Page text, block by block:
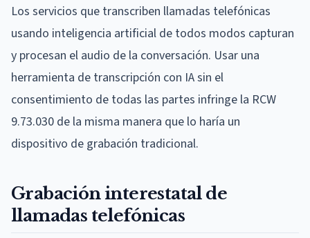
Los servicios que transcriben llamadas telefónicas
usando inteligencia artificial de todos modos capturan
y procesan el audio de la conversación. Usar una
herramienta de transcripción con IA sin el
consentimiento de todas las partes infringe la RCW
9.73.030 de la misma manera que lo haría un
dispositivo de grabación tradicional.
Grabación interestatal de
llamadas telefónicas